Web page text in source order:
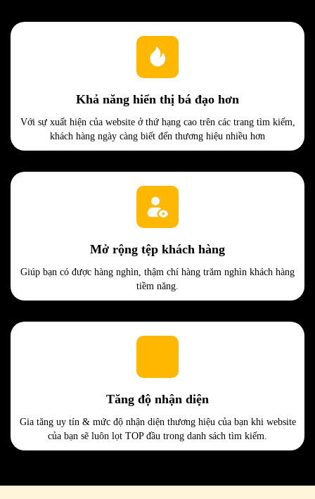
Khả năng hiển thị bá đạo hơn
Với sự xuất hiện của website ở thứ hạng cao trên các trang tìm kiếm,
khách hàng ngày càng biết đến thương hiệu nhiều hơn
Mở rộng tệp khách hàng
Giúp bạn có được hàng nghìn, thậm chí hàng trăm nghìn khách hàng
tiềm năng.
Tăng độ nhận diện
Gia tăng uy tín & mức độ nhận diện thương hiệu của bạn khi website
của bạn sẽ luôn lọt TOP đầu trong danh sách tìm kiếm.